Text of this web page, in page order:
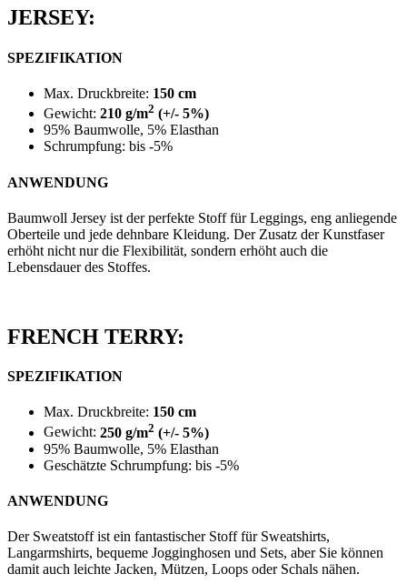
JERSEY:
SPEZIFIKATION
Max. Druckbreite: 150 cm
Gewicht: 210 g/m2 (+/- 5%)
95% Baumwolle, 5% Elasthan
Schrumpfung: bis -5%
ANWENDUNG
Baumwoll Jersey ist der perfekte Stoff für Leggings, eng anliegende
Oberteile und jede dehnbare Kleidung. Der Zusatz der Kunstfaser
erhöht nicht nur die Flexibilität, sondern erhöht auch die
Lebensdauer des Stoffes.
FRENCH TERRY:
SPEZIFIKATION
Max. Druckbreite: 150 cm
Gewicht: 250 g/m2 (+/- 5%)
95% Baumwolle, 5% Elasthan
Geschätzte Schrumpfung: bis -5%
ANWENDUNG
Der Sweatstoff ist ein fantastischer Stoff für Sweatshirts,
Langarmshirts, bequeme Jogginghosen und Sets, aber Sie können
damit auch leichte Jacken, Mützen, Loops oder Schals nähen.